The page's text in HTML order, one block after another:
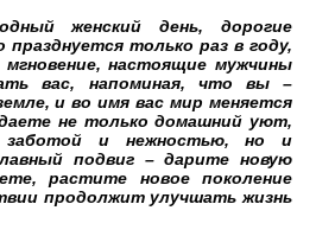
женский день, дорогие
только раз в году,
мгновение, настоящие мужчины
вас, напоминая, что вы –
и во имя вас мир меняется
не только домашний уют,
заботой и нежностью, но и
подвиг – дарите новую
растите новое поколение
продолжит улучшать жизнь